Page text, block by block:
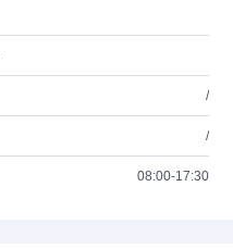
/
/
08:00-17:30